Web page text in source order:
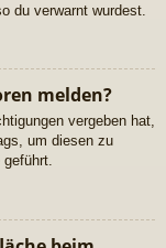
du verwarnt wurdest.
melden?
vergeben hat,
um diesen zu